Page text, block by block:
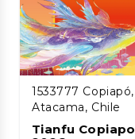
1533777 Copiapó,
Atacama, Chile
Tianfu Copiapo